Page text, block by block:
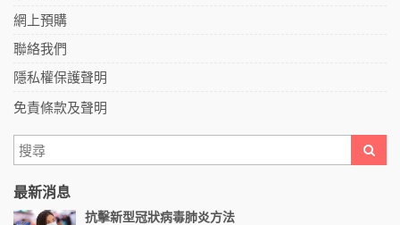
網上預購
聯絡我們
隱私權保護聲明
免責條款及聲明
最新消息
抗擊新型冠狀病毒肺炎方法